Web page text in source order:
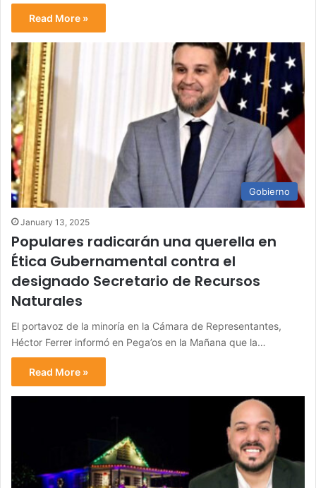
Read More »
Gobierno
January 13, 2025
Populares radicarán una querella en
Ética Gubernamental contra el
designado Secretario de Recursos
Naturales
El portavoz de la minoría en la Cámara de Representantes,
Héctor Ferrer informó en Pega’os en la Mañana que la…
Read More »